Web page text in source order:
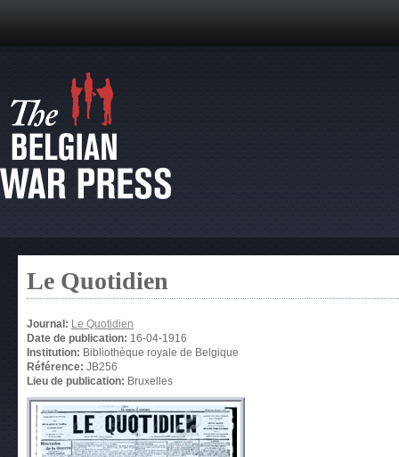
Le Quotidien
Journal: Le Quotidien
Date de publication: 16-04-1916
Institution: Bibliothèque royale de Belgique
Référence: JB256
Lieu de publication: Bruxelles